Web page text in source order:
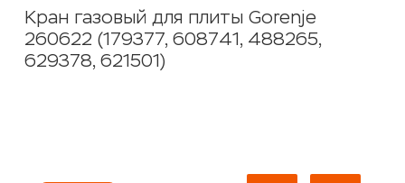
Кран газовый для плиты Gorenje
260622 (179377, 608741, 488265,
629378, 621501)